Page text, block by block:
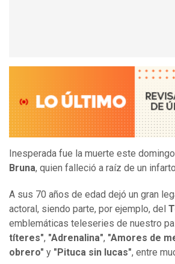
Inesperada fue la muerte este
Bruna, quien falleció a raíz de un
A sus 70 años de edad dejó un gran
actoral, siendo parte, por ejemplo, del
emblemáticas teleseries de nuestro
títeres", "Adrenalina", "Amores de
obrero" y "Pituca sin lucas", entre